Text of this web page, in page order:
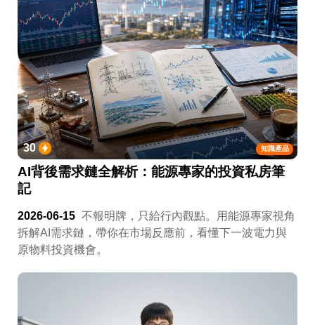
知識產品
30
AI背後需求鏈全解析：能源專家的投資私房筆
記
2026-06-15 不報明牌，只給行內觀點。用能源專家視角
拆解AI需求鏈，帶你在市場反應前，看懂下一波電力與
原物料投資機會。